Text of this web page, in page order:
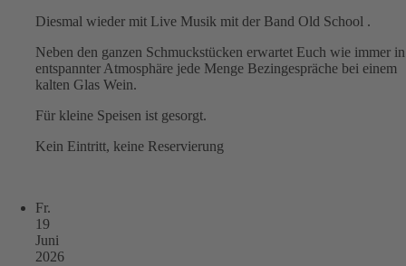
Diesmal wieder mit Live Musik mit der Band Old School .
Neben den ganzen Schmuckstücken erwartet Euch wie immer in
entspannter Atmosphäre jede Menge Bezingespräche bei einem
kalten Glas Wein.
Für kleine Speisen ist gesorgt.
Kein Eintritt, keine Reservierung
Fr.
19
Juni
2026